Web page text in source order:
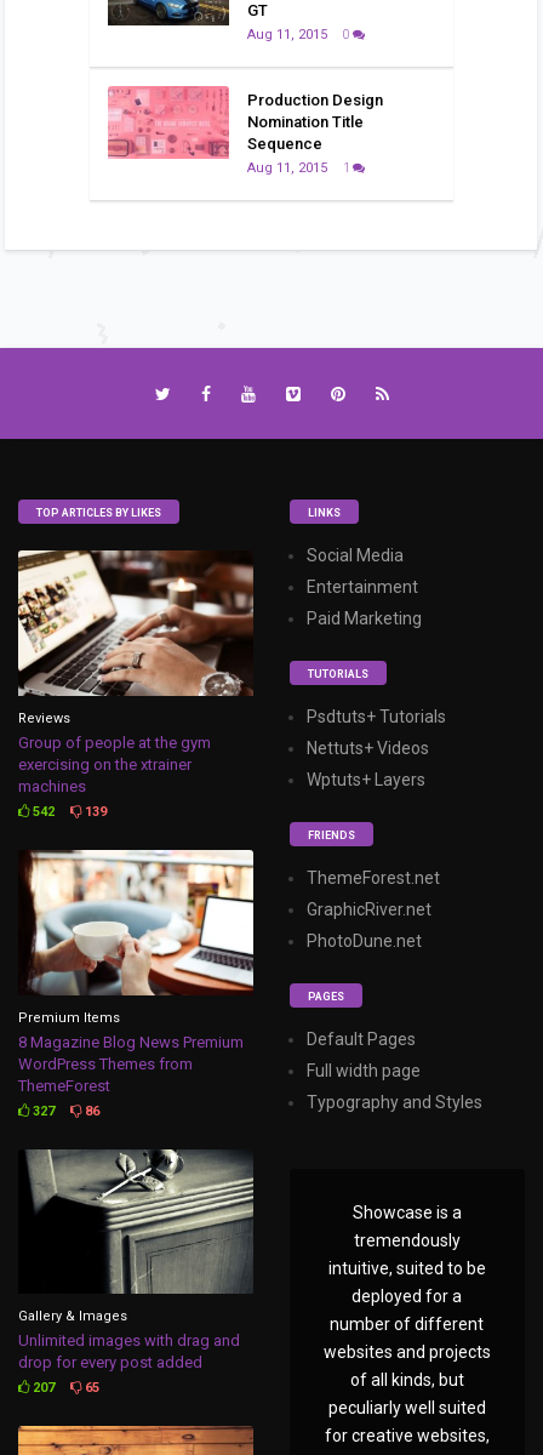
GT
Aug 11, 2015 0
Production Design
Nomination Title
Sequence
Aug 11, 2015 1
TOP ARTICLES BY LIKES
Reviews
Group of people at the gym
exercising on the xtrainer
machines
542 139
Premium Items
8 Magazine Blog News Premium
WordPress Themes from
ThemeForest
327 86
Gallery & Images
Unlimited images with drag and
drop for every post added
207 65
LINKS
Social Media
Entertainment
Paid Marketing
TUTORIALS
Psdtuts+ Tutorials
Nettuts+ Videos
Wptuts+ Layers
FRIENDS
ThemeForest.net
GraphicRiver.net
PhotoDune.net
PAGES
Default Pages
Full width page
Typography and Styles
Showcase is a
tremendously
intuitive, suited to be
deployed for a
number of different
websites and projects
of all kinds, but
peculiarly well suited
for creative websites,